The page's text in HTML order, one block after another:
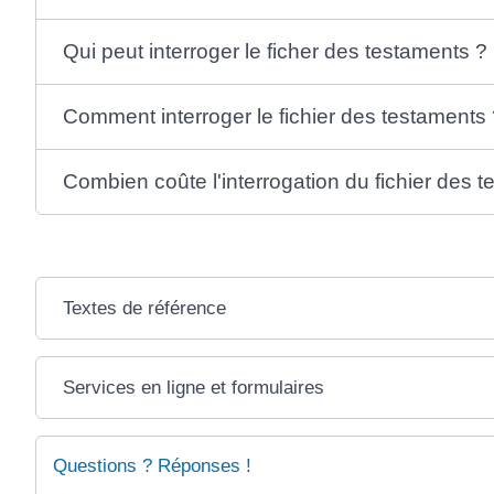
Qui peut interroger le ficher des testaments ?
Comment interroger le fichier des testaments
Combien coûte l'interrogation du fichier des
Textes de référence
Services en ligne et formulaires
Questions ? Réponses !